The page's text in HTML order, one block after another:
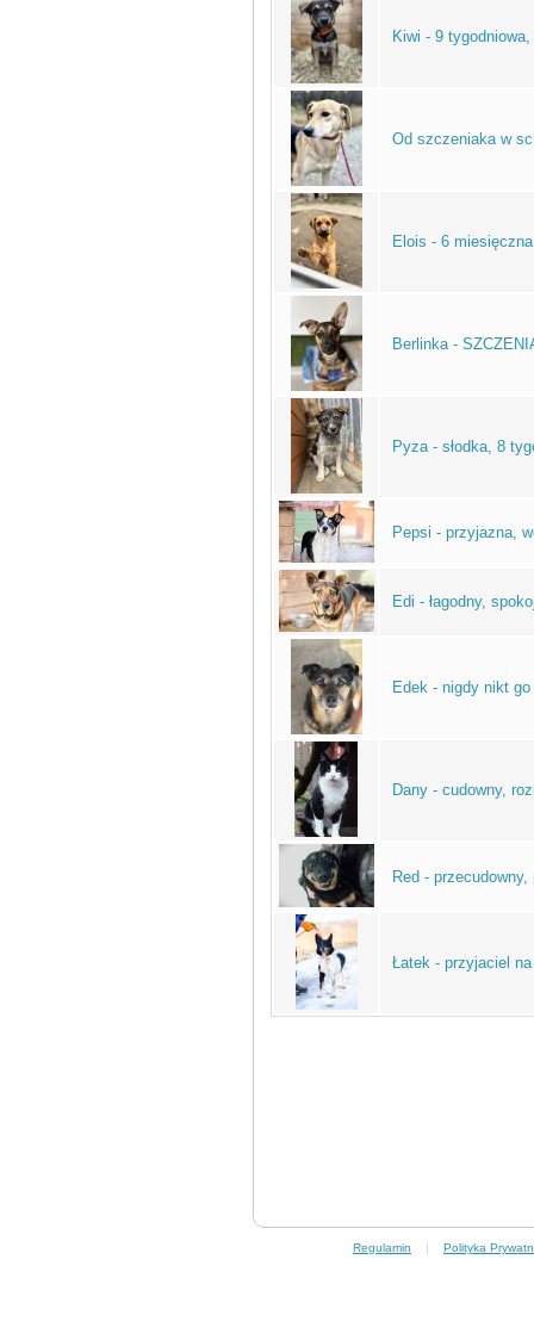
Kiwi - 9
Od szczeniaka w
Elois - 6
Berlinka -
Pyza - słodka, 8
Pepsi - przyjazna,
Edi - łagodny,
Edek - nigdy nikt go
Dany - cudowny,
Red -
Łatek - przyjaciel na
Regulamin | Polityka